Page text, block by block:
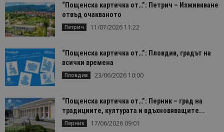
“Пощенска картичка от…”: Петрич – Изживяване
отвъд очакваното
Петрич 11/07/2026 11:22
“Пощенска картичка от…”: Пловдив, градът на
всички времена
Пловдив 23/06/2026 10:00
“Пощенска картичка от…”: Перник – град на
традициите, културата и вдъхновяващите...
Перник 17/06/2026 09:01